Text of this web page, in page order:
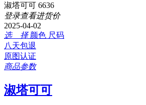
淑塔可可 6636
登录查看进货价
2025-04-02
选 择 颜色 尺码
八天包退
原图认证
商品参数
淑塔可可